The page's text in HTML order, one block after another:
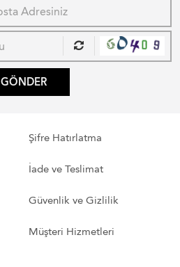
GÖNDER
Şifre Hatırlatma
İade ve Teslimat
Güvenlik ve Gizlilik
Müşteri Hizmetleri